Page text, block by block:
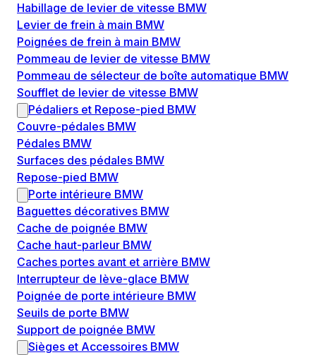
Habillage de levier de vitesse BMW
Levier de frein à main BMW
Poignées de frein à main BMW
Pommeau de levier de vitesse BMW
Pommeau de sélecteur de boîte automatique BMW
Soufflet de levier de vitesse BMW
Pédaliers et Repose-pied BMW
Couvre-pédales BMW
Pédales BMW
Surfaces des pédales BMW
Repose-pied BMW
Porte intérieure BMW
Baguettes décoratives BMW
Cache de poignée BMW
Cache haut-parleur BMW
Caches portes avant et arrière BMW
Interrupteur de lève-glace BMW
Poignée de porte intérieure BMW
Seuils de porte BMW
Support de poignée BMW
Sièges et Accessoires BMW